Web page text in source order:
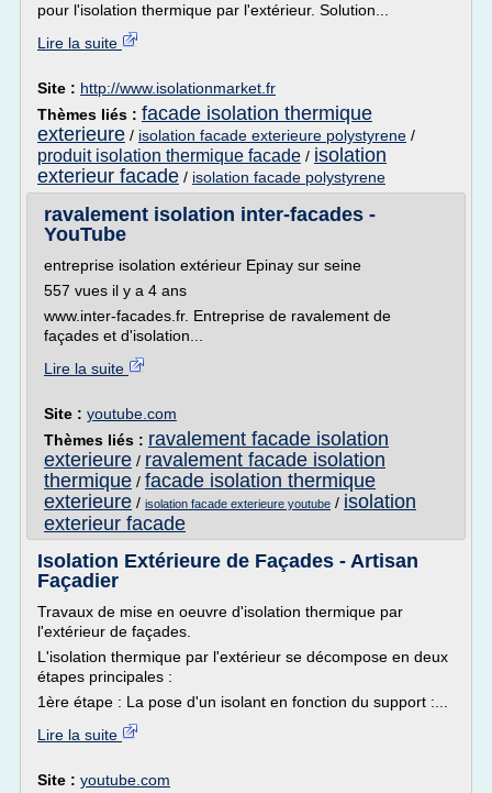
pour l'isolation thermique par l'extérieur. Solution...
Lire la suite
Site : http://www.isolationmarket.fr
Thèmes liés : facade isolation thermique
exterieure / isolation facade exterieure polystyrene /
produit isolation thermique facade / isolation
exterieur facade / isolation facade polystyrene
ravalement isolation inter-facades -
YouTube
entreprise isolation extérieur Epinay sur seine
557 vues il y a 4 ans
www.inter-facades.fr. Entreprise de ravalement de
façades et d'isolation...
Lire la suite
Site : youtube.com
Thèmes liés : ravalement facade isolation
exterieure / ravalement facade isolation
thermique / facade isolation thermique
exterieure / isolation facade exterieure youtube / isolation
exterieur facade
Isolation Extérieure de Façades - Artisan
Façadier
Travaux de mise en oeuvre d'isolation thermique par
l'extérieur de façades.
L'isolation thermique par l'extérieur se décompose en deux
étapes principales :
1ère étape : La pose d'un isolant en fonction du support :...
Lire la suite
Site : youtube.com